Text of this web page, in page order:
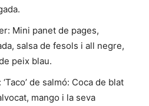
Mini panet de pages,
salsa de fesols i all negre,
peix blau.
: ‘Taco’ de salmó: Coca de blat
mango i la seva